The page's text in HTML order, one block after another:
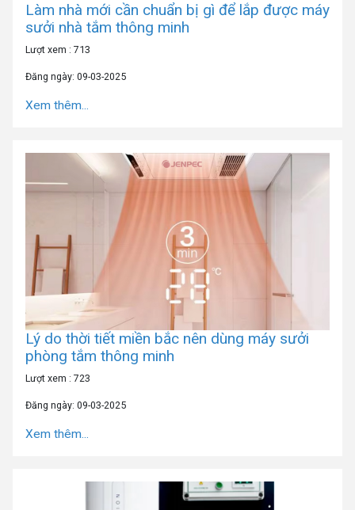
Làm nhà mới cần chuẩn bị gì để lắp được máy
sưởi nhà tắm thông minh
Lượt xem : 713
Đăng ngày: 09-03-2025
Xem thêm...
Lý do thời tiết miền bắc nên dùng máy sưởi
phòng tắm thông minh
Lượt xem : 723
Đăng ngày: 09-03-2025
Xem thêm...